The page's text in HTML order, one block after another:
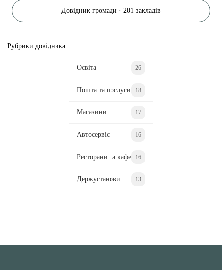
Довідник громади · 201 закладів
Рубрики довідника
Освіта 26
Пошта та послуги 18
Магазини 17
Автосервіс 16
Ресторани та кафе 16
Держустанови 13